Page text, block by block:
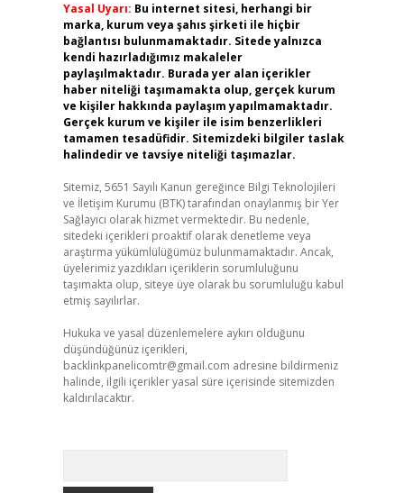
Yasal Uyarı: Bu internet sitesi, herhangi bir
marka, kurum veya şahıs şirketi ile hiçbir
bağlantısı bulunmamaktadır. Sitede yalnızca
kendi hazırladığımız makaleler
paylaşılmaktadır. Burada yer alan içerikler
haber niteliği taşımamakta olup, gerçek kurum
ve kişiler hakkında paylaşım yapılmamaktadır.
Gerçek kurum ve kişiler ile isim benzerlikleri
tamamen tesadüfidir. Sitemizdeki bilgiler taslak
halindedir ve tavsiye niteliği taşımazlar.
Sitemiz, 5651 Sayılı Kanun gereğince Bilgi Teknolojileri
ve İletişim Kurumu (BTK) tarafından onaylanmış bir Yer
Sağlayıcı olarak hizmet vermektedir. Bu nedenle,
sitedeki içerikleri proaktif olarak denetleme veya
araştırma yükümlülüğümüz bulunmamaktadır. Ancak,
üyelerimiz yazdıkları içeriklerin sorumluluğunu
taşımakta olup, siteye üye olarak bu sorumluluğu kabul
etmiş sayılırlar.
Hukuka ve yasal düzenlemelere aykırı olduğunu
düşündüğünüz içerikleri,
backlinkpanelicomtr@gmail.com adresine bildirmeniz
halinde, ilgili içerikler yasal süre içerisinde sitemizden
kaldırılacaktır.